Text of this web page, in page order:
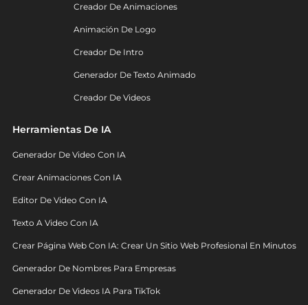
Creador De Animaciones
Animación De Logo
Creador De Intro
Generador De Texto Animado
Creador De Videos
Herramientas De IA
Generador De Video Con IA
Crear Animaciones Con IA
Editor De Video Con IA
Texto A Video Con IA
Crear Página Web Con IA: Crear Un Sitio Web Profesional En Minutos
Generador De Nombres Para Empresas
Generador De Videos IA Para TikTok